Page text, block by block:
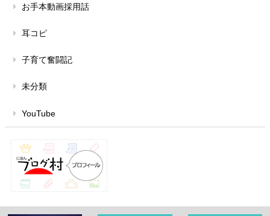
お手本動画採用話
耳コピ
子育て奮闘記
未分類
YouTube